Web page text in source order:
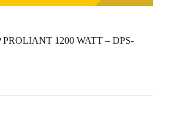
PROLIANT 1200 WATT – DPS-